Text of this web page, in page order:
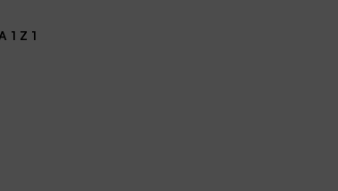
zwierzęcego, ale także roślin, owoców i
1 Z 1